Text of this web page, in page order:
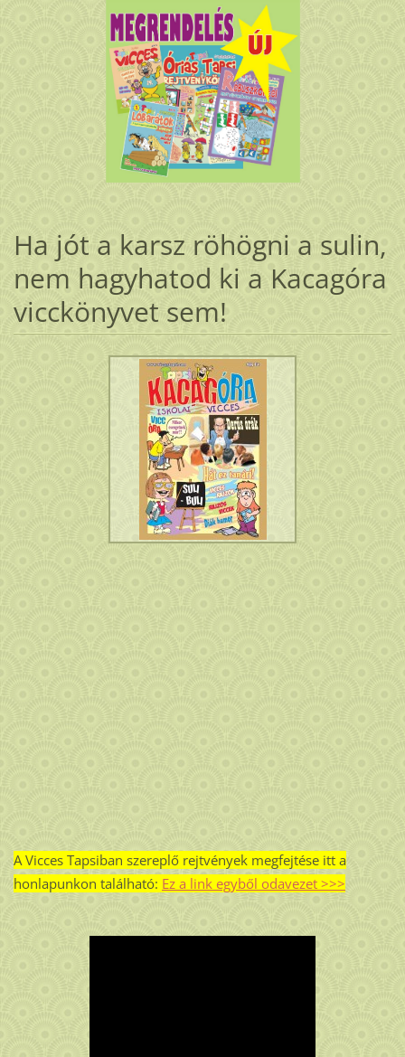
Ha jót a karsz röhögni a sulin,
nem hagyhatod ki a Kacagóra
vicckönyvet sem!
A Vicces Tapsiban szereplő rejtvények megfejtése itt a
honlapunkon található: Ez a link egyből odavezet >>>